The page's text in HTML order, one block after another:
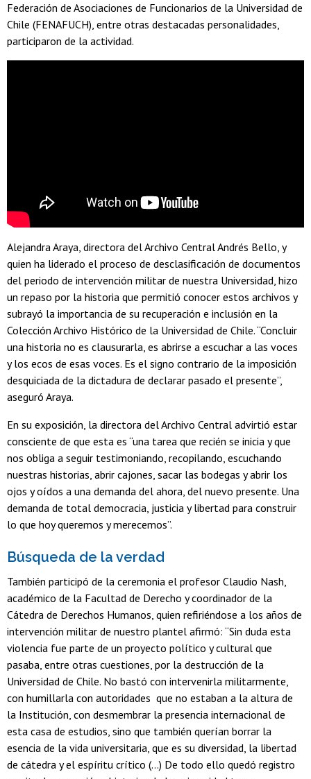
Federación de Asociaciones de Funcionarios de la Universidad de
Chile (FENAFUCH), entre otras destacadas personalidades,
participaron de la actividad.
Alejandra Araya, directora del Archivo Central Andrés Bello, y
quien ha liderado el proceso de desclasificación de documentos
del periodo de intervención militar de nuestra Universidad, hizo
un repaso por la historia que permitió conocer estos archivos y
subrayó la importancia de su recuperación e inclusión en la
Colección Archivo Histórico de la Universidad de Chile. “Concluir
una historia no es clausurarla, es abrirse a escuchar a las voces
y los ecos de esas voces. Es el signo contrario de la imposición
desquiciada de la dictadura de declarar pasado el presente”,
aseguró Araya.
En su exposición, la directora del Archivo Central advirtió estar
consciente de que esta es “una tarea que recién se inicia y que
nos obliga a seguir testimoniando, recopilando, escuchando
nuestras historias, abrir cajones, sacar las bodegas y abrir los
ojos y oídos a una demanda del ahora, del nuevo presente. Una
demanda de total democracia, justicia y libertad para construir
lo que hoy queremos y merecemos”.
Búsqueda de la verdad
También participó de la ceremonia el profesor Claudio Nash,
académico de la Facultad de Derecho y coordinador de la
Cátedra de Derechos Humanos, quien refiriéndose a los años de
intervención militar de nuestro plantel afirmó: “Sin duda esta
violencia fue parte de un proyecto político y cultural que
pasaba, entre otras cuestiones, por la destrucción de la
Universidad de Chile. No bastó con intervenirla militarmente,
con humillarla con autoridades que no estaban a la altura de
la Institución, con desmembrar la presencia internacional de
esta casa de estudios, sino que también querían borrar la
esencia de la vida universitaria, que es su diversidad, la libertad
de cátedra y el espíritu crítico (…) De todo ello quedó registro